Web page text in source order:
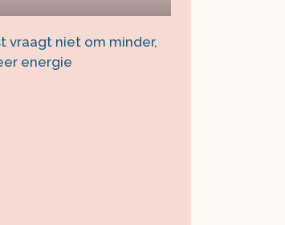
vraagt niet om minder,
energie